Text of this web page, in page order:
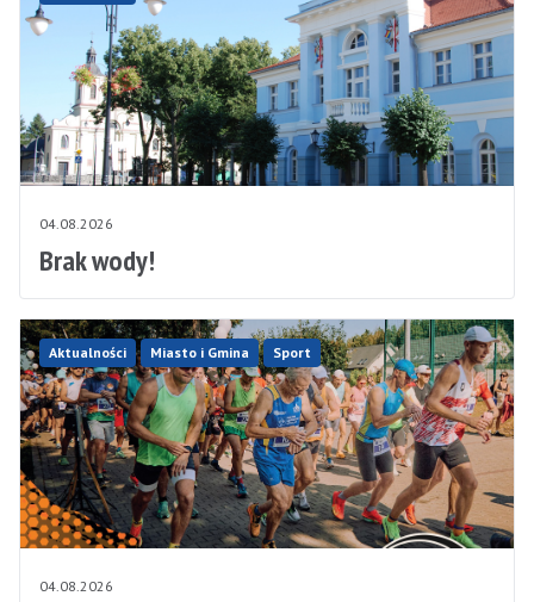
04.08.2026
Brak wody!
Aktualności Miasto i Gmina Sport
04.08.2026